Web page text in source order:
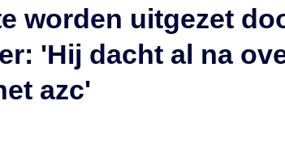
worden uitgezet
'Hij dacht al na
azc'